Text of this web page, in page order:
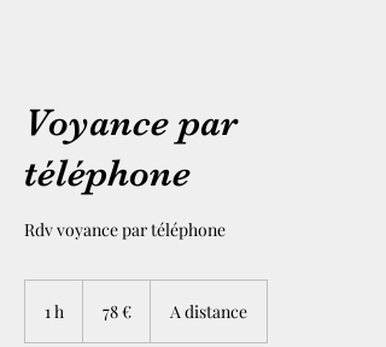
Voyance par
téléphone
Rdv voyance par téléphone
1 h 78 € A distance